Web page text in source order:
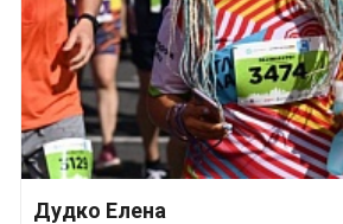
Дудко Елена